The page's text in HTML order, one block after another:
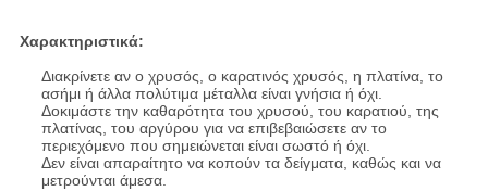
Χαρακτηριστικά:
Διακρίνετε αν ο χρυσός, ο καρατινός χρυσός, η πλατίνα, το
ασήμι ή άλλα πολύτιμα μέταλλα είναι γνήσια ή όχι.
Δοκιμάστε την καθαρότητα του χρυσού, του καρατιού, της
πλατίνας, του αργύρου για να επιβεβαιώσετε αν το
περιεχόμενο που σημειώνεται είναι σωστό ή όχι.
Δεν είναι απαραίτητο να κοπούν τα δείγματα, καθώς και να
μετρούνται άμεσα.